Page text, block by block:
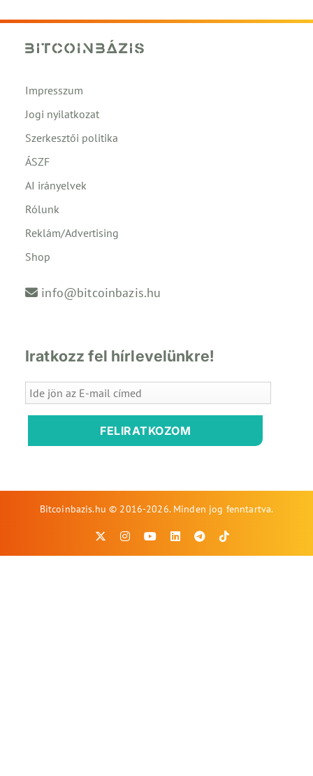
Impresszum
Jogi nyilatkozat
Szerkesztői politika
ÁSZF
AI irányelvek
Rólunk
Reklám/Advertising
Shop
info@bitcoinbazis.hu
Iratkozz fel hírlevelünkre!
FELIRATKOZOM
Bitcoinbazis.hu © 2016-2026. Minden jog fenntartva.